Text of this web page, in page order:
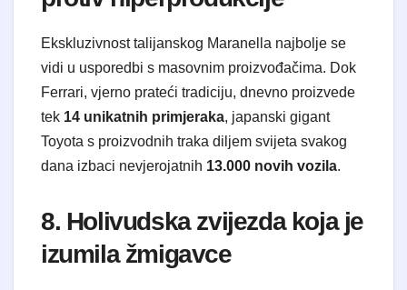
Ekskluzivnost talijanskog Maranella najbolje se
vidi u usporedbi s masovnim proizvođačima. Dok
Ferrari, vjerno prateći tradiciju, dnevno proizvede
tek 14 unikatnih primjeraka, japanski gigant
Toyota s proizvodnih traka diljem svijeta svakog
dana izbaci nevjerojatnih 13.000 novih vozila.
8. Holivudska zvijezda koja je
izumila žmigavce